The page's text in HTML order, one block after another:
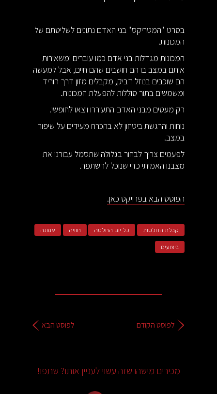
בסרט "המטריקס" בני האדם נתונים לשליטתם של
המכונות.
המכונות מגדלות בני אדם כמו עוברים ומשאירות
אותם במצב בו הם חושבים שהם חיים, אבל למעשה
הם שוכבים בנוזל דביק, מקבלים מזון דרך הוריד
ומשמשים בתור סוללות להפעלת המכונות.
רק מעטים מבני האדם התעוררו ויצאו לחופשי.
נוחות והרגשת ביטחון לא בהכרח מעידים על שיפור
במצב.
לפעמים צריך לבחור בגלולה שתסמל עבורנו את
מצבנו האמיתי כדי שנוכל להשתפר.
הפוסט הבא בפרויקט כאן.
קבלת החלטות כל יום החלטה חוויה אמונה
ביצועים
לפוסט הקודם לפוסט הבא
מכירים מישהו שזה עשוי לעניין אותו? שתפו!